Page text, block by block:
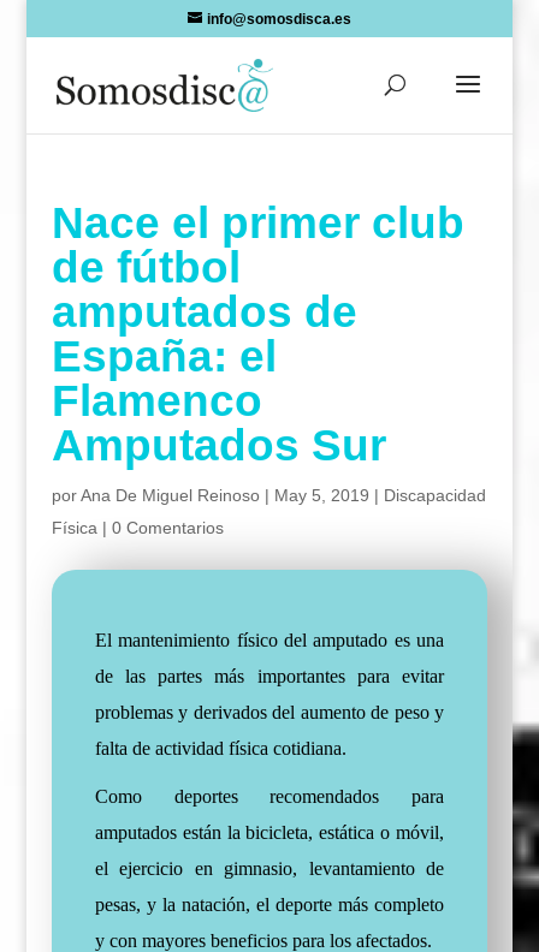
info@somosdisca.es
Nace el primer club
de fútbol
amputados de
España: el
Flamenco
Amputados Sur
porAna De Miguel Reinoso| May 5, 2019 | Discapacidad
Física | 0 Comentarios
El mantenimiento físico del amputado es una
de las partes más importantes para evitar
problemas y derivados del aumento de peso y
falta de actividad física cotidiana.
Como deportes recomendados para
amputados están la bicicleta, estática o móvil,
el ejercicio en gimnasio, levantamiento de
pesas, y la natación, el deporte más completo
y con mayores beneficios para los afectados.